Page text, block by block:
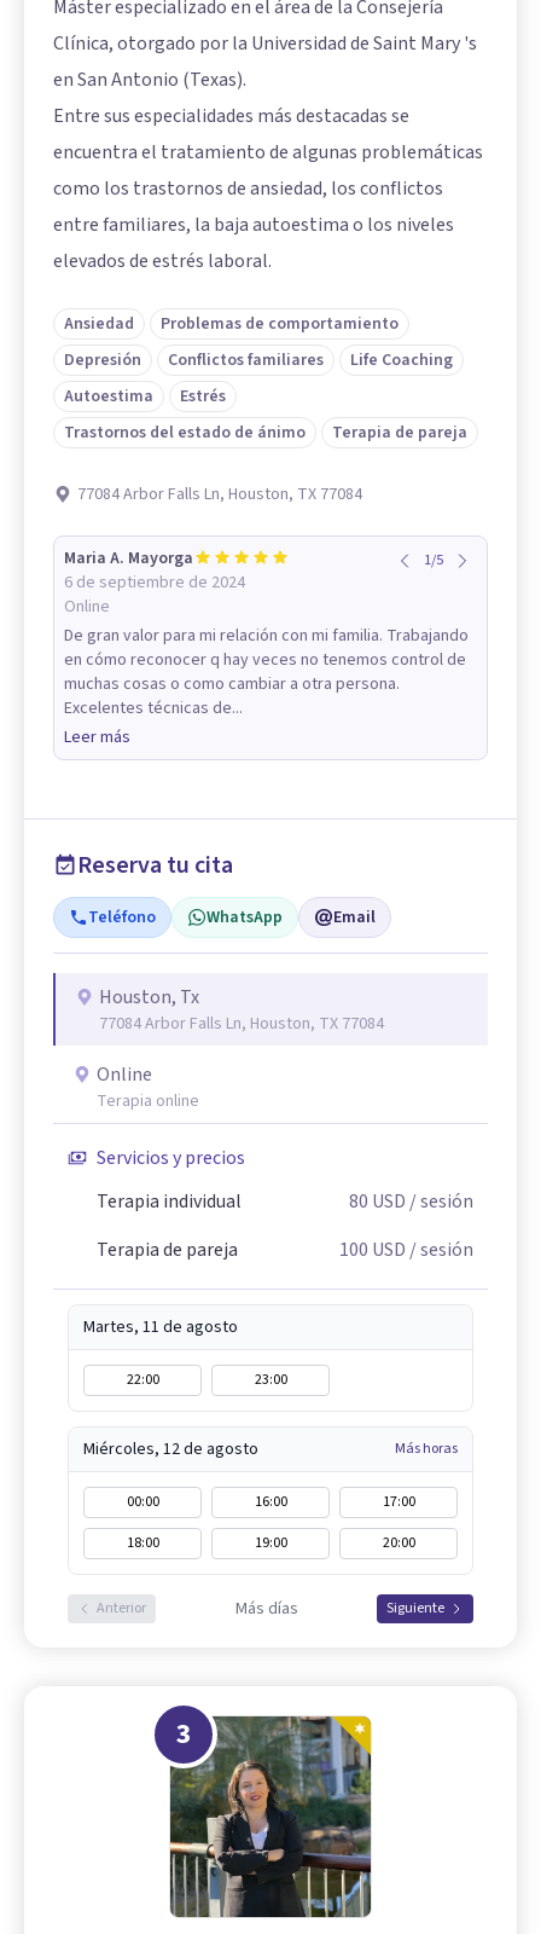
Máster especializado en el área de la Consejería
Clínica, otorgado por la Universidad de Saint Mary 's
en San Antonio (Texas).
Entre sus especialidades más destacadas se
encuentra el tratamiento de algunas problemáticas
como los trastornos de ansiedad, los conflictos
entre familiares, la baja autoestima o los niveles
elevados de estrés laboral.
Ansiedad
Problemas de comportamiento
Depresión
Conflictos familiares
Life Coaching
Autoestima
Estrés
Trastornos del estado de ánimo
Terapia de pareja
77084 Arbor Falls Ln, Houston, TX 77084
Maria A. Mayorga
6 de septiembre de 2024
Online
1/5
De gran valor para mi relación con mi familia. Trabajando
en cómo reconocer q hay veces no tenemos control de
muchas cosas o como cambiar a otra persona.
Excelentes técnicas de...
Leer más
Reserva tu cita
Teléfono WhatsApp Email
Houston, Tx
77084 Arbor Falls Ln, Houston, TX 77084
Online
Terapia online
Servicios y precios
Terapia individual
80 USD / sesión
Terapia de pareja
100 USD / sesión
Martes, 11 de agosto
22:00 23:00
Miércoles, 12 de agosto Más horas
00:00 16:00
17:00
18:00
19:00 20:00
Anterior Más días Siguiente
3